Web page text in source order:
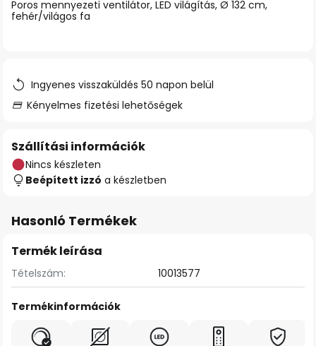
Poros mennyezeti ventilátor, LED világítás, Ø 132 cm,
fehér/világos fa
Ingyenes visszaküldés 50 napon belül
Kényelmes fizetési lehetőségek
Szállítási információk
Nincs készleten
Beépített izzó a készletben
Hasonló Termékek
Termék leírása
Tételszám: 10013577
Termékinformációk